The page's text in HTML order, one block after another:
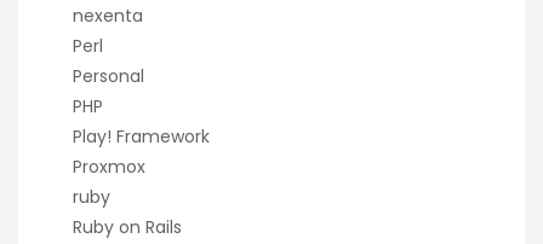
nexenta
Perl
Personal
PHP
Play! Framework
Proxmox
ruby
Ruby on Rails